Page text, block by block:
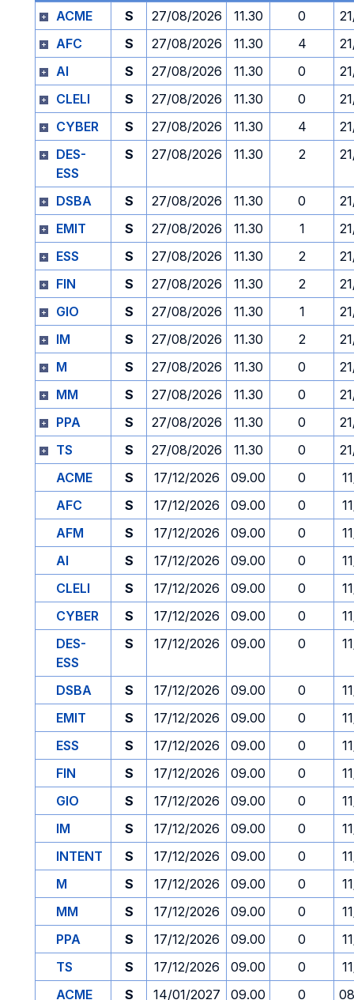
ACME S 27/08/2026 11.30 0
AFC
S 27/08/2026 11.30 4
AI
S 27/08/2026 11.30 0
CLELI
S 27/08/2026 11.30 0
CYBER
S 27/08/2026 11.30 4
DES-
ESS
S 27/08/2026 11.30 2
DSBA S 27/08/2026 11.30 0
EMIT
S 27/08/2026 11.30 1
ESS
S 27/08/2026 11.30 2
FIN
S 27/08/2026 11.30 2
GIO
S 27/08/2026 11.30 1
IM
S 27/08/2026 11.30 2
M
S 27/08/2026 11.30 0
MM
S 27/08/2026 11.30 0
PPA
S 27/08/2026 11.30 0
TS
S 27/08/2026 11.30 0
ACME
S 17/12/2026 09.00 0
AFC
S 17/12/2026 09.00 0
AFM
S 17/12/2026 09.00 0
AI
S 17/12/2026 09.00 0
CLELI
S 17/12/2026 09.00 0
CYBER
S 17/12/2026 09.00 0
DES-
ESS
S 17/12/2026 09.00 0
DSBA S 17/12/2026 09.00 0
EMIT
S 17/12/2026 09.00 0
ESS
S 17/12/2026 09.00 0
FIN
S 17/12/2026 09.00 0
GIO
S 17/12/2026 09.00 0
IM
S 17/12/2026 09.00 0
INTENT
S 17/12/2026 09.00 0
M
S 17/12/2026 09.00 0
MM
S 17/12/2026 09.00 0
PPA
S 17/12/2026 09.00 0
TS
S 17/12/2026 09.00 0
ACME
S 14/01/2027 09.00 0